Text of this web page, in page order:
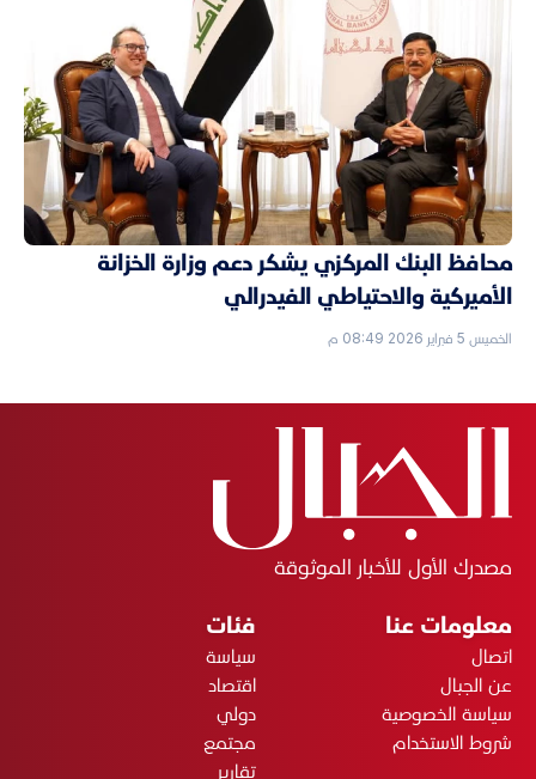
محافظ البنك المركزي يشكر دعم وزارة الخزانة
الأميركية والاحتياطي الفيدرالي
الخميس 5 فبراير 2026 08:49 م
مصدرك الأول للأخبار الموثوقة
معلومات عنا
اتصال
عن الجبال
سياسة الخصوصية
شروط الاستخدام
فئات
سياسة
اقتصاد
دولي
مجتمع
تقارير